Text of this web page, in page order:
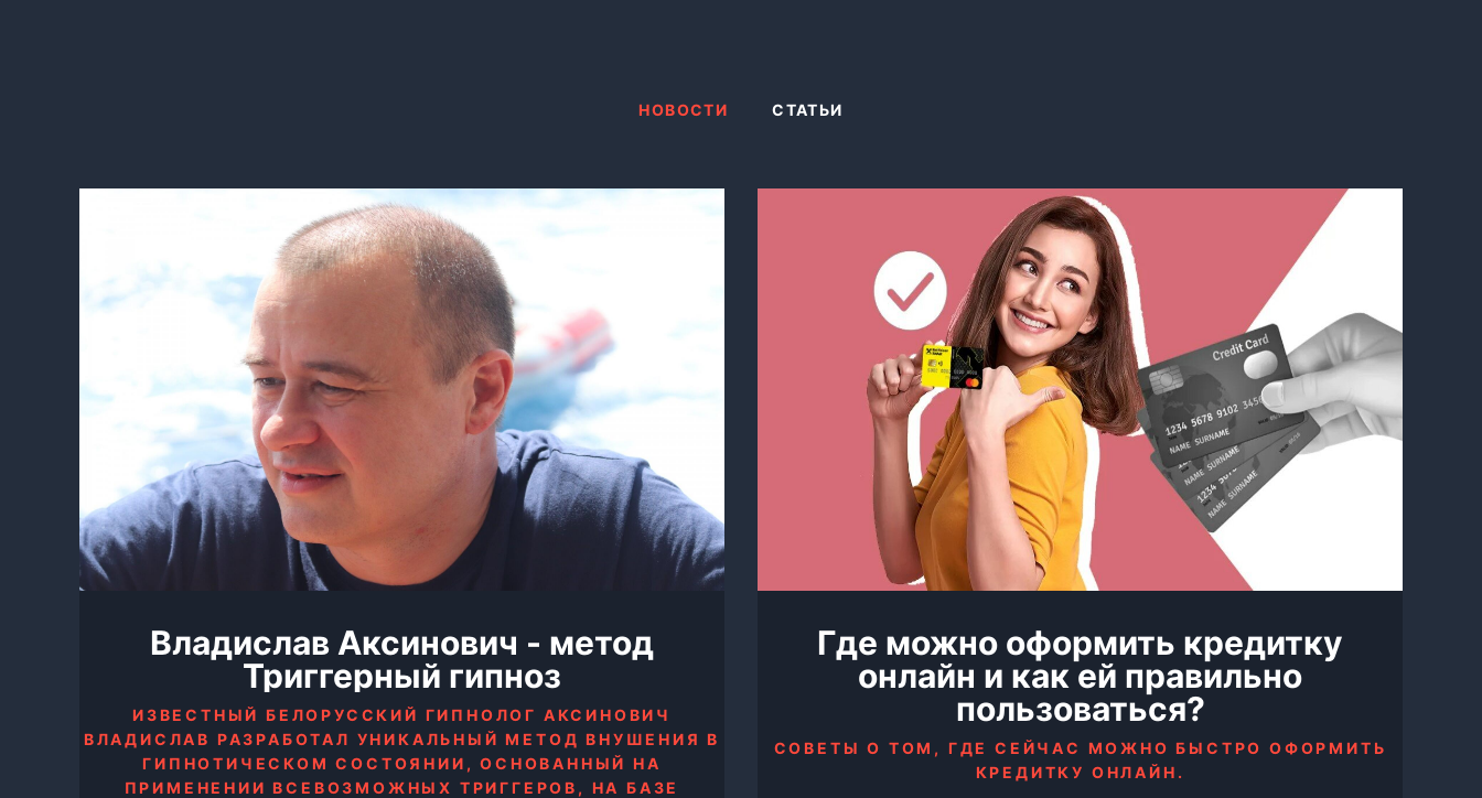
НОВОСТИ СТАТЬИ
Владислав Аксинович - метод
Триггерный гипноз
ИЗВЕСТНЫЙ БЕЛОРУССКИЙ ГИПНОЛОГ АКСИНОВИЧ
ВЛАДИСЛАВ РАЗРАБОТАЛ УНИКАЛЬНЫЙ МЕТОД ВНУШЕНИЯ В
ГИПНОТИЧЕСКОМ СОСТОЯНИИ, ОСНОВАННЫЙ НА
ПРИМЕНЕНИИ ВСЕВОЗМОЖНЫХ ТРИГГЕРОВ, НА БАЗЕ
Где можно оформить кредитку
онлайн и как ей правильно
пользоваться?
СОВЕТЫ О ТОМ, ГДЕ СЕЙЧАС МОЖНО БЫСТРО ОФОРМИТЬ
КРЕДИТКУ ОНЛАЙН.